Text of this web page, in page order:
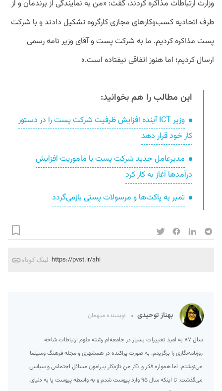
وزارت ارتباطات مذاکره کردند، گفت: «من به نمایندگی از برندمان و از
طرف اتحادیه کسب‌وکارهای مجازی کارگروه تشکیل دادند و با شرکت
پست مذاکره کردیم. ما به شرکت پست و آقای وزیر نامه رسمی
ارسال کردیم؛ اما هنوز اتفاقی نیفتاده است.»
این مطالب را هم بخوانید:
وزیر ICT آینده افزایش ظرفیت شرکت پست را در دستور
کار خود قرار دهد
مدیرعامل جدید شرکت پست با ماموریت افزایش
درآمدها آغاز به کار کرد
تمبر به پاکت‌ها و مرسولات پستی باز‌می‌گردد
لینک کوتاه https://pvst.ir/ahi
بهناز توحیدی نویسنده میهمان
سال ۸۷ به امید تغییرات بسیار در جامعه‌ام رشته علوم ارتباطات شاخه
روزنامه‌نگاری را برگزیدم. به صورت پراکنده در همشهری و مجله فرهنگ وسینما
می‌نوشتم. اما همواره فکر و ذکر منِ تازه‌کار پیرامون مسائل اجتماعی و سیاسی
می‌گذشت. تا اینکه سال ۹۵ وارد پیوست شدم و به واسطه پیوست پا به دنیای